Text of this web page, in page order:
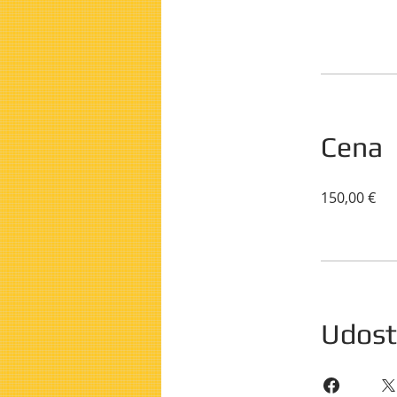
Cena
150,00 €